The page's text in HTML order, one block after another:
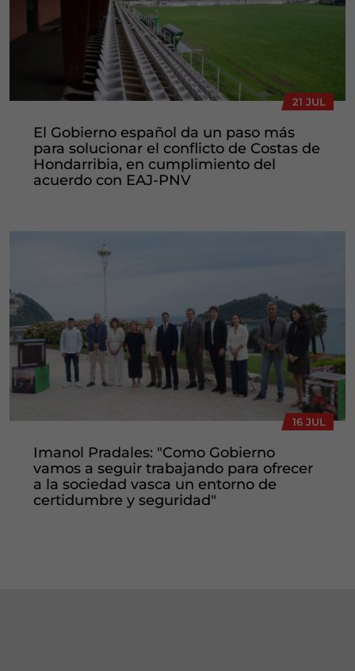
21 JUL
El Gobierno español da un paso más
para solucionar el conflicto de Costas de
Hondarribia, en cumplimiento del
acuerdo con EAJ-PNV
16 JUL
Imanol Pradales: "Como Gobierno
vamos a seguir trabajando para ofrecer
a la sociedad vasca un entorno de
certidumbre y seguridad"